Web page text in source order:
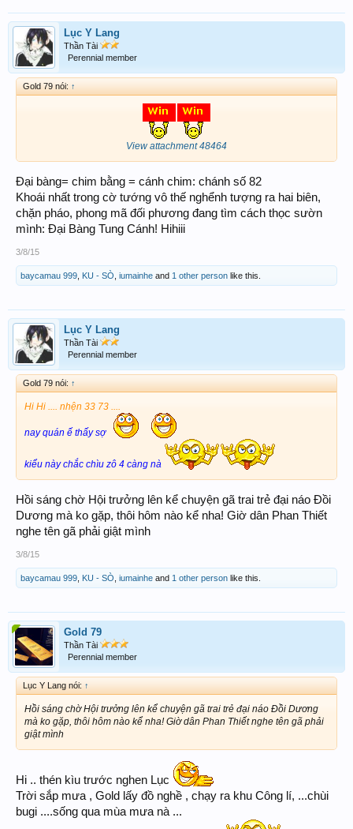
Lục Y Lang
Thần Tài
Perennial member
Gold 79 nói: ↑
View attachment 48464
Đại bàng= chim bằng = cánh chim: chánh số 82
Khoái nhất trong cờ tướng vô thế nghểnh tượng ra hai biên,
chặn pháo, phong mã đối phương đang tìm cách thọc sườn
mình: Đại Bàng Tung Cánh! Hihiii
3/8/15
baycamau 999 KU - SÒ iumainhe and 1 other person like this.
Lục Y Lang
Thần Tài
Perennial member
Gold 79 nói: ↑
Hi Hi .... nhện 33 73 ....
nay quán ế thấy sợ
kiểu này chắc chìu zô 4 càng nà
Hồi sáng chờ Hội trưởng lên kể chuyện gã trai trẻ đại náo Đồi
Dương mà ko gặp, thôi hôm nào kể nha! Giờ dân Phan Thiết
nghe tên gã phải giật mình
3/8/15
baycamau 999 KU - SÒ iumainhe and 1 other person like this.
Gold 79
Thần Tài
Perennial member
Lục Y Lang nói: ↑
Hồi sáng chờ Hội trưởng lên kể chuyện gã trai trẻ đại náo Đồi Dương
mà ko gặp, thôi hôm nào kể nha! Giờ dân Phan Thiết nghe tên gã phải
giật mình
Hi .. thén kìu trước nghen Lục
Trời sắp mưa , Gold lấy đồ nghề , chạy ra khu Công lí, ...chùi
bugi ....sống qua mùa mưa nà ...